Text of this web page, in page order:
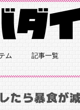
ム 記事一覧
たら暴食が